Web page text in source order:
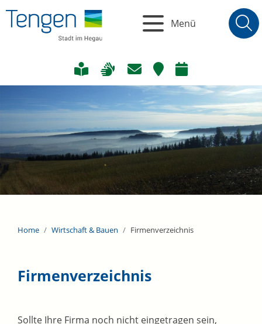
Menü
Home Wirtschaft & Bauen Firmenverzeichnis
Firmenverzeichnis
Sollte Ihre Firma noch nicht eingetragen sein,